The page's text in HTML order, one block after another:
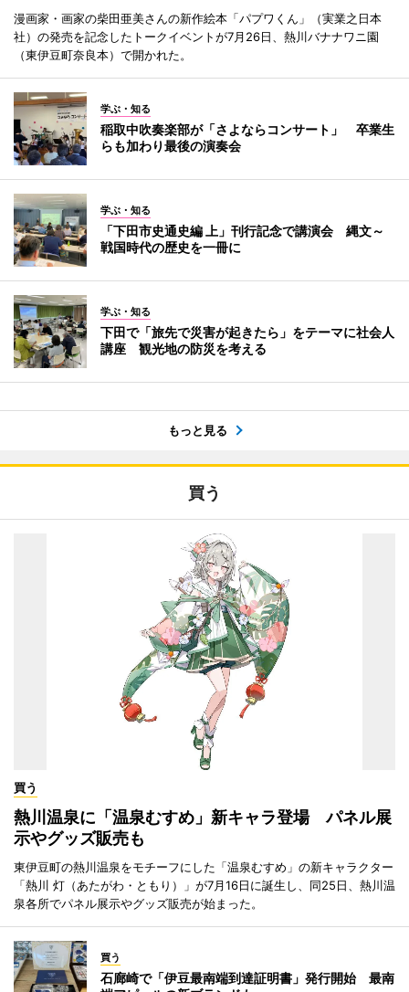
漫画家・画家の柴田亜美さんの新作絵本「パプワくん」（実業之日本
社）の発売を記念したトークイベントが7月26日、熱川バナナワニ園
（東伊豆町奈良本）で開かれた。
学ぶ・知る
稲取中吹奏楽部が「さよならコンサート」 卒業生
らも加わり最後の演奏会
学ぶ・知る
「下田市史通史編 上」刊行記念で講演会 縄文～
戦国時代の歴史を一冊に
学ぶ・知る
下田で「旅先で災害が起きたら」をテーマに社会人
講座 観光地の防災を考える
もっと見る
買う
買う
熱川温泉に「温泉むすめ」新キャラ登場 パネル展
示やグッズ販売も
東伊豆町の熱川温泉をモチーフにした「温泉むすめ」の新キャラクター
「熱川 灯（あたがわ・ともり）」が7月16日に誕生し、同25日、熱川温
泉各所でパネル展示やグッズ販売が始まった。
買う
石廊崎で「伊豆最南端到達証明書」発行開始 最南